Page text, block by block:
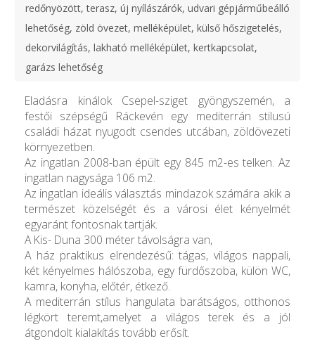
redőnyözött, terasz, új nyílászárók, udvari gépjárműbeálló
lehetőség, zöld övezet, melléképület, külső hőszigetelés,
dekorvilágítás, lakható melléképület, kertkapcsolat,
garázs lehetőség
Eladásra kinálok Csepel-sziget gyöngyszemén, a
festői szépségű Ráckevén egy mediterrán stilusú
családi házat nyugodt csendes utcában, zöldövezeti
környezetben.
Az ingatlan 2008-ban épült egy 845 m2-es telken. Az
ingatlan nagysága 106 m2.
Az ingatlan ideális választás mindazok számára akik a
természet közelségét és a városi élet kényelmét
egyaránt fontosnak tartják.
A Kis- Duna 300 méter távolságra van,
A ház praktikus elrendezésű: tágas, világos nappali,
két kényelmes hálószoba, egy fürdőszoba, külön WC,
kamra, konyha, előtér, étkező.
A mediterrán stílus hangulata barátságos, otthonos
légkört teremt,amelyet a világos terek és a jól
átgondolt kialakítás tovább erősít.